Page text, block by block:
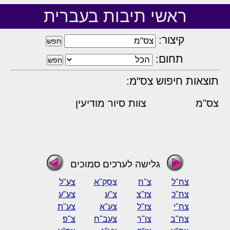
ראשי תיבות בעברית
קיצור:
תחום:
תוצאות חיפוש צס"מ:
צס"מ צוות סיור מודיעין
גלישה לערכים סמוכים
צח"ל צ"ח צֶסְקָ"א
צע"ל
צח"כ
צז"צ צ"ע
צע"ע
צח"י
צז"ל צע"א
צע"ת
צח"ב
צו"ר צעב"ח
צ"פ